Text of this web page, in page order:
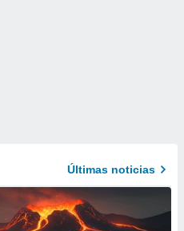
Últimas noticias